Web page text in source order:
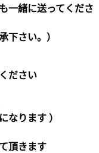
一緒に送ってくださ
下さい。）
ださい
なります ）
頂きます